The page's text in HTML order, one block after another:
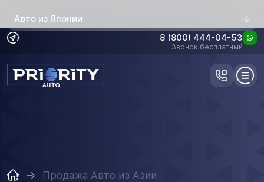
Авто из Японии
8 (800) 444-04-53
Звонок бесплатный
Продажа Авто из Азии